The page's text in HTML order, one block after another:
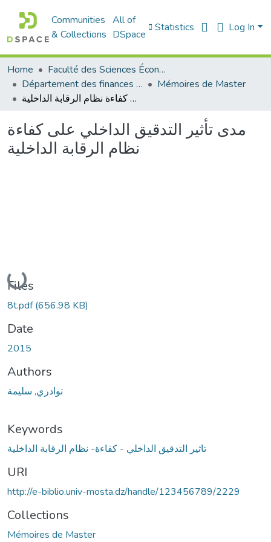
Communities
& Collections
All of
DSpace
Statistics Log In
Home
Faculté des Sciences Économiques Commerciales et des Sciences de Gestion
Département des finances et de comptabilité
Mémoires de Master
مدى تأثير التدقيق الداخلي على كفاءة نظام الرقابة الداخلية
مدى تأثير التدقيق الداخلي على كفاءة
نظام الرقابة الداخلية
Loading...
Files
8t.pdf(656.98 KB)
Date
2015
Authors
توادري, سليمة
Keywords
تاثير التدقيق الداخلي - كفاءة- نظام الرقابة الداخلية
URI
http://e-biblio.univ-mosta.dz/handle/123456789/2229
Collections
Mémoires de Master